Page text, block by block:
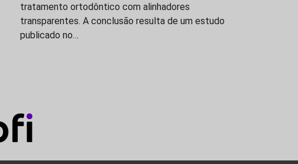
tratamento ortodôntico com alinhadores
transparentes. A conclusão resulta de um estudo
publicado no…